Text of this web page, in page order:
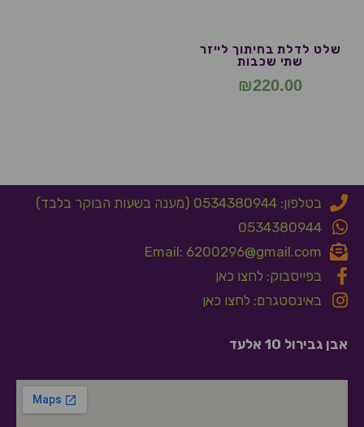
שלט לדלת בחיתוך לייזר
שתי שכבות
₪220.00
בטלפון: 0534380944 (מענה בשעות הבוקר בלבד)
0534380944
Email: 6200296@gmail.com
בפייסבוק: לחצו כאן
באינסטגרם: לחצו כאן
אבן גבירול 10 אלעד